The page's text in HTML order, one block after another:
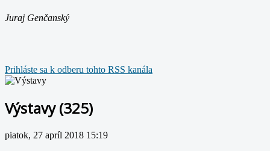
Juraj Genčanský
Prihláste sa k odberu tohto RSS kanála
Výstavy (325)
piatok, 27 apríl 2018 15:19